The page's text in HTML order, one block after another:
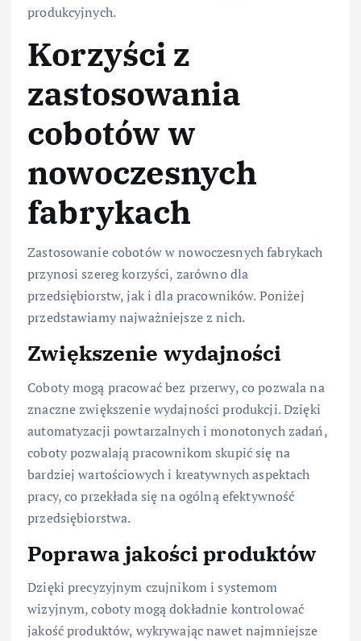
produkcyjnych.
Korzyści z
zastosowania
cobotów w
nowoczesnych
fabrykach
Zastosowanie cobotów w nowoczesnych fabrykach
przynosi szereg korzyści, zarówno dla
przedsiębiorstw, jak i dla pracowników. Poniżej
przedstawiamy najważniejsze z nich.
Zwiększenie wydajności
Coboty mogą pracować bez przerwy, co pozwala na
znaczne zwiększenie wydajności produkcji. Dzięki
automatyzacji powtarzalnych i monotonych zadań,
coboty pozwalają pracownikom skupić się na
bardziej wartościowych i kreatywnych aspektach
pracy, co przekłada się na ogólną efektywność
przedsiębiorstwa.
Poprawa jakości produktów
Dzięki precyzyjnym czujnikom i systemom
wizyjnym, coboty mogą dokładnie kontrolować
jakość produktów, wykrywając nawet najmniejsze